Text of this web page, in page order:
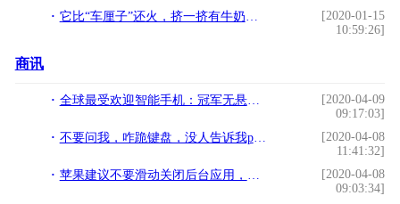
它比“车厘子”还火，挤一挤有牛奶，果肉甜而多汁，现卖10元一个
[2020-01-15
10:59:26]
商讯
全球最受欢迎智能手机：冠军无悬念，国产仅小米一款机型入围
[2020-04-09
09:17:03]
不要问我，咋跪键盘，没人告诉我python程序媛这么厉害！还能监控
[2020-04-08
11:41:32]
苹果建议不要滑动关闭后台应用，或影响iPhone电池寿命
[2020-04-08
09:03:34]